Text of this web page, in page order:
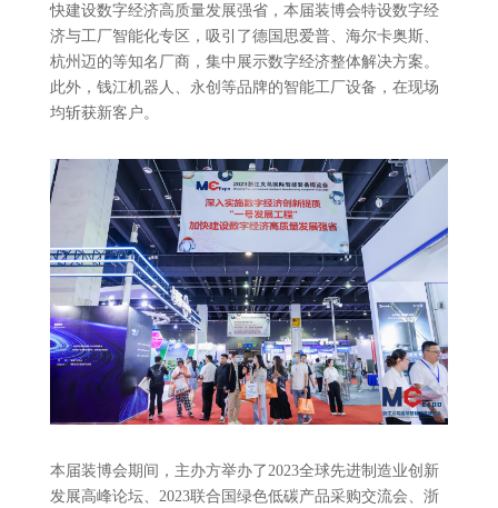
快建设数字经济高质量发展强省，本届装博会特设数字经
济与工厂智能化专区，吸引了德国思爱普、海尔卡奥斯、
杭州迈的等知名厂商，集中展示数字经济整体解决方案。
此外，钱江机器人、永创等品牌的智能工厂设备，在现场
均斩获新客户。
本届装博会期间，主办方举办了2023全球先进制造业创新
发展高峰论坛、2023联合国绿色低碳产品采购交流会、浙